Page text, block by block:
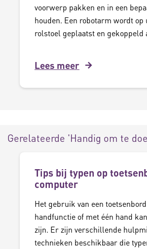
voorwerp pakken en in een
houden. Een robotarm wordt
rolstoel geplaatst en gekoppeld
Lees meer
Gerelateerde 'Handig om te
Tips bij typen op
computer
Het gebruik van een
handfunctie of met één hand
zijn. Er zijn verschillende
technieken beschikbaar die